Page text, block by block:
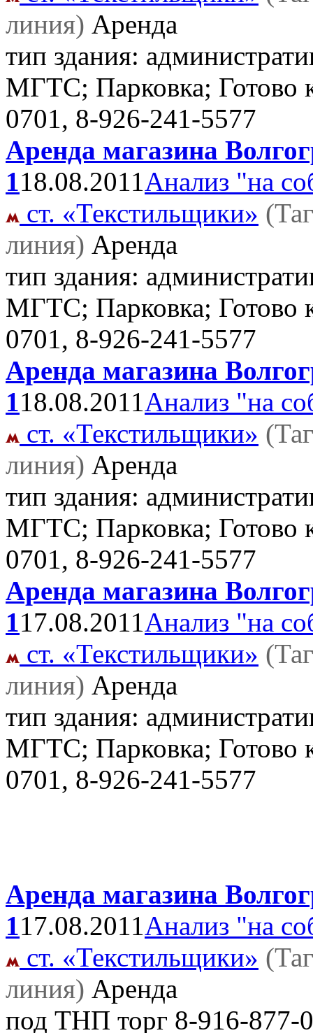
линия) Аренда
тип здания:
МГТС; Парковка; Готово
0701, 8-926-241-5577
Аренда магазина
118.08.2011Анализ "на
ст. «Текстильщики»
линия) Аренда
тип здания:
МГТС; Парковка; Готово
0701, 8-926-241-5577
Аренда магазина
118.08.2011Анализ "на
ст. «Текстильщики»
линия) Аренда
тип здания:
МГТС; Парковка; Готово
0701, 8-926-241-5577
Аренда магазина
117.08.2011Анализ "на
ст. «Текстильщики»
линия) Аренда
тип здания:
МГТС; Парковка; Готово
0701, 8-926-241-5577
Аренда магазина
117.08.2011Анализ "на
ст. «Текстильщики»
линия) Аренда
под ТНП торг 8-916-877-